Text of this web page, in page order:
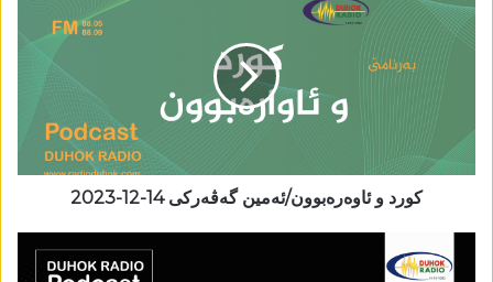
کورد و ئاوەرەبوون/ئەمین گەڤەرکی 14-12-2023